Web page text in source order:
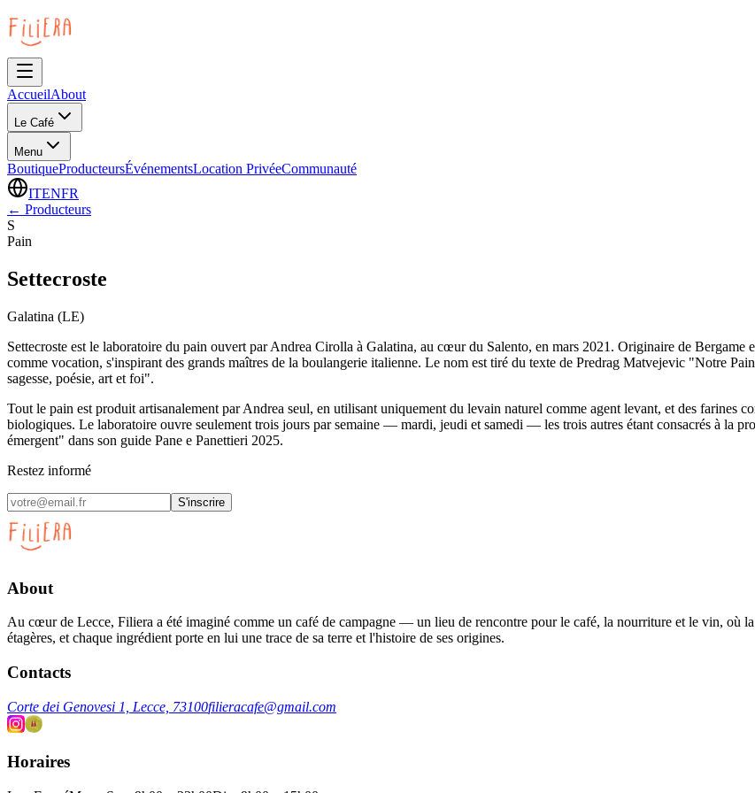
AccueilAbout
Le Café
Menu
BoutiqueProducteursÉvénementsLocation PrivéeCommunauté
ITENFR
← Producteurs
S
Pain
Settecroste
Galatina (LE)
Settecroste est le laboratoire du pain ouvert par Andrea Cirolla à Galatina, au cœur du Salento, en mars 2021. Originaire de
comme vocation, s'inspirant des grands maîtres de la boulangerie italienne. Le nom est tiré du texte de Predrag Matvejevic "Notre
sagesse, poésie, art et foi".
Tout le pain est produit artisanalement par Andrea seul, en utilisant uniquement du levain naturel comme agent levant, et des farines
biologiques. Le laboratoire ouvre seulement trois jours par semaine — mardi, jeudi et samedi — les trois autres étant consacrés à la
émergent" dans son guide Pane e Panettieri 2025.
Restez informé
S'inscrire
About
Au cœur de Lecce, Filiera a été imaginé comme un café de campagne — un lieu de rencontre pour le café, la nourriture et le vin, où
étagères, et chaque ingrédient porte en lui une trace de sa terre et l'histoire de ses origines.
Contacts
Corte dei Genovesi 1, Lecce, 73100filieracafe@gmail.com
Horaires